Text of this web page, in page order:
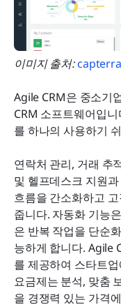
이미지 출처:
Agile CRM은 중소기
CRM 소프트웨어입
를 하나의 사용하기
연락처 관리, 거래 추
및 헬프데스크 지원
흐름을 간소화하고
줍니다. 자동화 기능
은 반복 작업을 단순
능하게 합니다. Agile
를 제공하여 스타트
요금제는 분석, 맞춤
을 경쟁력 있는 가격